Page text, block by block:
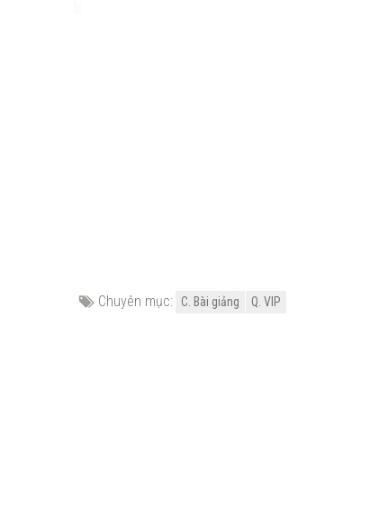
Chuyên mục: C. Bài giảng Q. VIP